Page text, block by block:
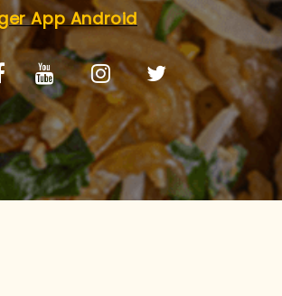
App Android